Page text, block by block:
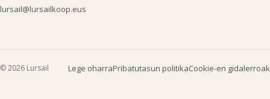
lursail@lursailkoop.eus
© 2026 Lursail Lege oharraPribatutasun politikaCookie-en gidalerroak